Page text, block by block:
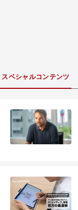
スベシャルコンテンツ